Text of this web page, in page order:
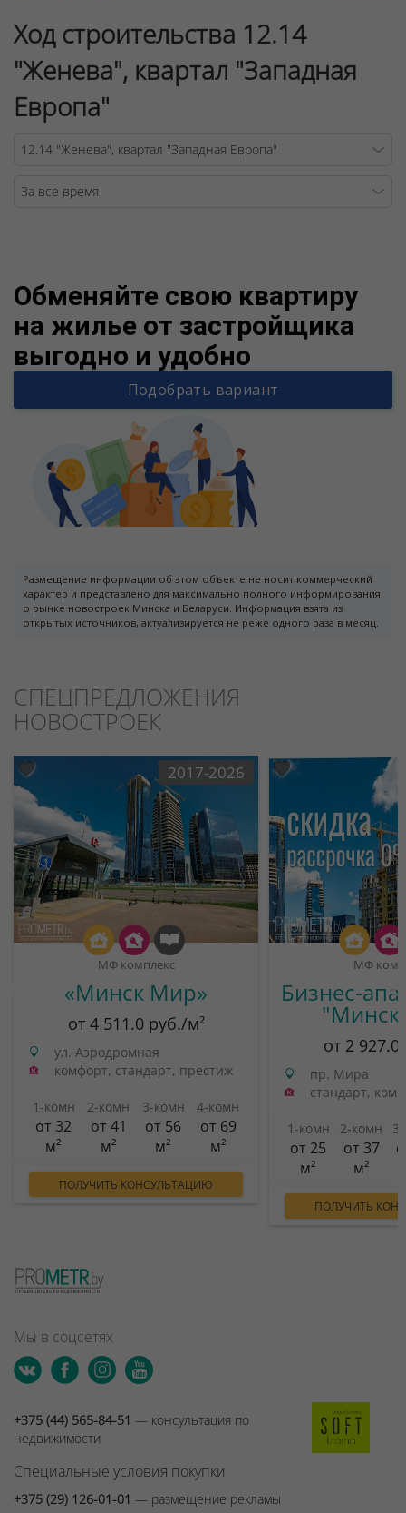
Ход строительства 12.14
"Женева", квартал "Западная
Европа"
Обменяйте свою квартиру
на жилье от застройщика
выгодно и удобно
Подобрать вариант
Размещение информации об этом объекте не носит коммерческий
характер и представлено для максимально полного информирования
о рынке новостроек Минска и Беларуси. Информация взята из
открытых источников, актуализируется не реже одного раза в месяц.
СПЕЦПРЕДЛОЖЕНИЯ
НОВОСТРОЕК
2017-2026
МФ комплекс
«Минск Мир»
от 4 511.0 руб./м²
ул. Аэродромная
комфорт, стандарт, престиж
1-комн
от 32
м²
2-комн
от 41
м²
3-комн
от 56
м²
4-комн
от 69
м²
ПОЛУЧИТЬ КОНСУЛЬТАЦИЮ
МФ
Бизнес-
от 2
пр. Мира
стандарт,
1-комн
от 25
м²
2-комн
от 37
м²
ПОЛУЧИТЬ
Мы в соцсетях
+375 (44) 565-84-51 — консультация по
недвижимости
Специальные условия покупки
+375 (29) 126-01-01 — размещение рекламы